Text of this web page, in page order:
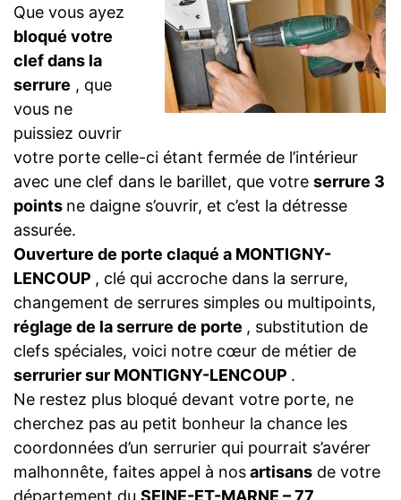
Que vous ayez
bloqué votre
clef dans la
serrure , que
vous ne
puissiez ouvrir
votre porte celle-ci étant fermée de l’intérieur
avec une clef dans le barillet, que votre serrure 3
points ne daigne s’ouvrir, et c’est la détresse
assurée.
Ouverture de porte claqué a MONTIGNY-
LENCOUP , clé qui accroche dans la serrure,
changement de serrures simples ou multipoints,
réglage de la serrure de porte , substitution de
clefs spéciales, voici notre cœur de métier de
serrurier sur MONTIGNY-LENCOUP .
Ne restez plus bloqué devant votre porte, ne
cherchez pas au petit bonheur la chance les
coordonnées d’un serrurier qui pourrait s’avérer
malhonnête, faites appel à nosartisans de votre
département du SEINE-ET-MARNE – 77